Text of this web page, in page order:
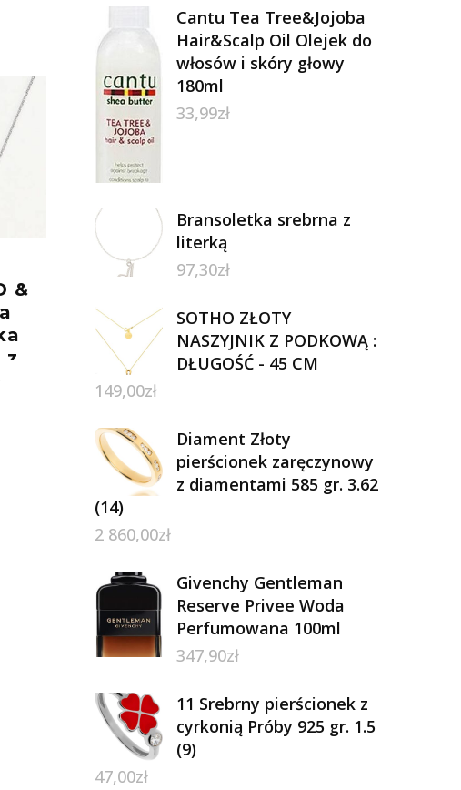
&
z
Cantu Tea Tree&Jojoba
Hair&Scalp Oil Olejek do
włosów i skóry głowy
180ml
33,99zł
Bransoletka srebrna z
literką
97,30zł
SOTHO ZŁOTY
NASZYJNIK Z PODKOWĄ :
DŁUGOŚĆ - 45 CM
149,00zł
Diament Złoty
pierścionek zaręczynowy
z diamentami 585 gr. 3.62
(14)
2 860,00zł
Givenchy Gentleman
Reserve Privee Woda
Perfumowana 100ml
347,90zł
11 Srebrny pierścionek z
cyrkonią Próby 925 gr. 1.5
(9)
47,00zł